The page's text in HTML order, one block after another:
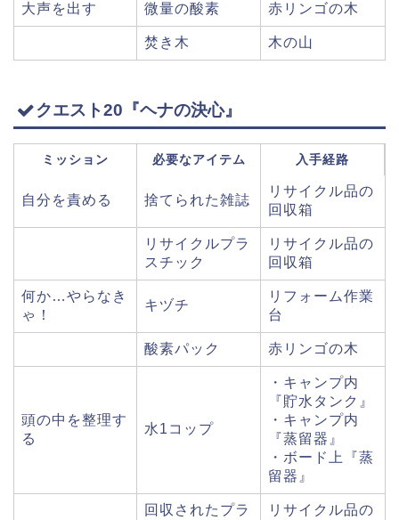
大声を出す 微量の酸素 赤リンゴの木
焚き木 木の山
クエスト20『ヘナの決心』
ミッション 必要なアイテム 入手経路
自分を責める 捨てられた雑誌
リサイクル品の
回収箱
リサイクルプラ
スチック
リサイクル品の
回収箱
何か…やらなき
ゃ！
キヅチ
リフォーム作業
台
酸素パック 赤リンゴの木
頭の中を整理す
る
水1コップ
・キャンプ内
『貯水タンク』
・キャンプ内
『蒸留器』
・ボード上『蒸
留器』
回収されたプラ
リサイクル品の